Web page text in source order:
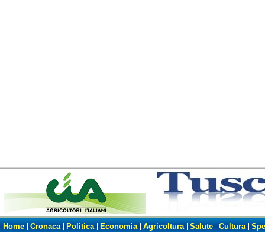
Home Cronaca Politica Economia Agricoltura Salute Cultura